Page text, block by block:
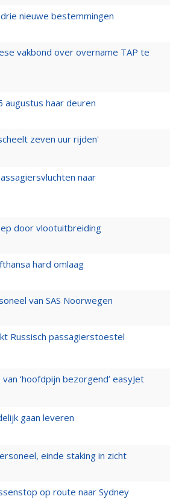
nieuwe bestemmingen
vakbond over overname TAP te
augustus haar deuren
zeven uur rijden'
naar
door vlootuitbreiding
hard omlaag
van SAS Noorwegen
Russisch passagierstoestel
‘hoofdpijn bezorgend’ easyJet
gaan leveren
einde staking in zicht
op route naar Sydney